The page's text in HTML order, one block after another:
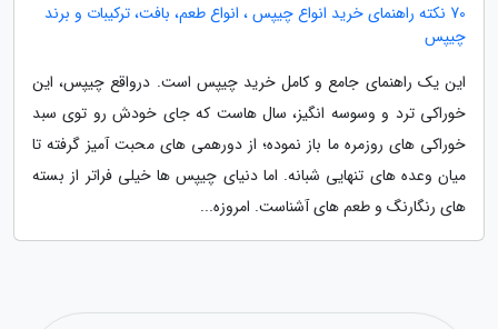
70 نکته راهنمای خرید انواع چیپس ، انواع طعم، بافت، ترکیبات و برند
چیپس
این یک راهنمای جامع و کامل خرید چیپس است. درواقع چیپس، این
خوراکی ترد و وسوسه انگیز، سال هاست که جای خودش رو توی سبد
خوراکی های روزمره ما باز نموده؛ از دورهمی های محبت آمیز گرفته تا
میان وعده های تنهایی شبانه. اما دنیای چیپس ها خیلی فراتر از بسته
های رنگارنگ و طعم های آشناست. امروزه...